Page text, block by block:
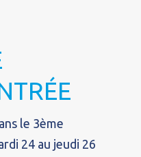
le 3ème
24 au jeudi 26